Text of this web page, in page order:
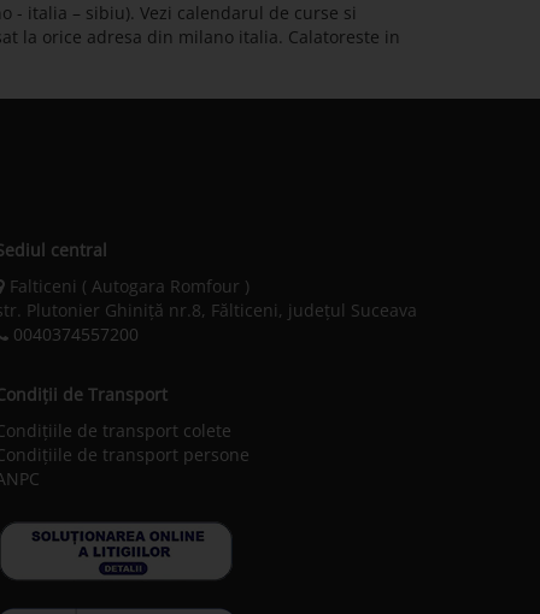
italia – sibiu). Vezi calendarul de curse si
la orice adresa din milano italia. Calatoreste in
central
Falticeni ( Autogara Romfour )
Plutonier Ghiniţă nr.8, Fălticeni, judeţul Suceava
0040374557200
de Transport
de transport colete
de transport persone